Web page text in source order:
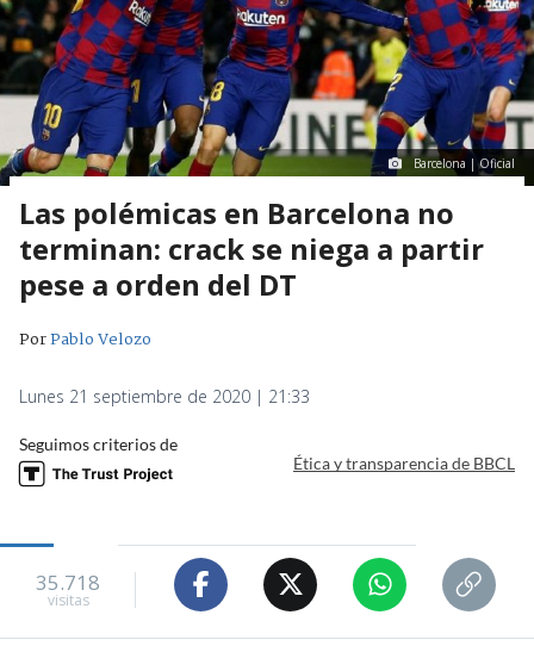
Barcelona | Oficial
Las polémicas en Barcelona no
terminan: crack se niega a partir
pese a orden del DT
PorPablo Velozo
Lunes 21 septiembre de 2020 | 21:33
Seguimos criterios de
Ética y transparencia de BBCL
35.718
visitas